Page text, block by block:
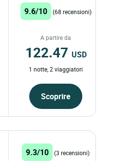
9.6/10 (68 recensioni)
A partire da
122.47 USD
1 notte, 2 viaggiatori
Scoprire
9.3/10 (3 recensioni)